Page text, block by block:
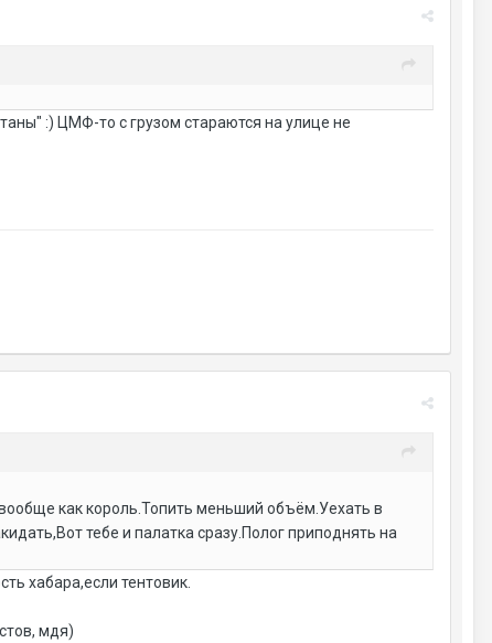
:) ЦМФ-то с грузом стараются на улице не
как король.Топить меньший объём.Уехать в
тебе и палатка сразу.Полог приподнять на
хабара,если тентовик.
мдя)